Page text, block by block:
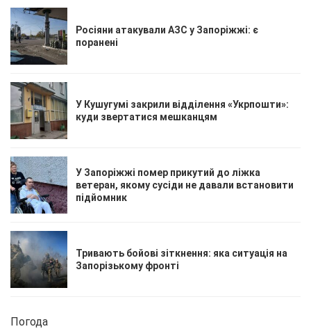
Росіяни атакували АЗС у Запоріжжі: є
поранені
У Кушугумі закрили відділення «Укрпошти»:
куди звертатися мешканцям
У Запоріжжі помер прикутий до ліжка
ветеран, якому сусіди не давали встановити
підйомник
Тривають бойові зіткнення: яка ситуація на
Запорізькому фронті
Погода